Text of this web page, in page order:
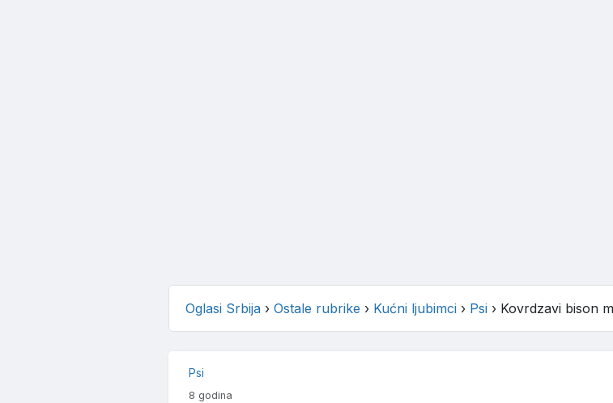
Oglasi Srbija› Ostale rubrike › Kućni ljubimci› Psi› Kovrdzavi bison
Psi
8 godina